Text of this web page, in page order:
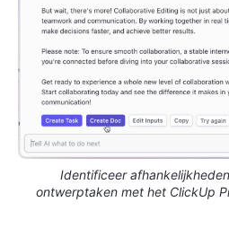
Identificeer
ontwerptaken met het ClickUp